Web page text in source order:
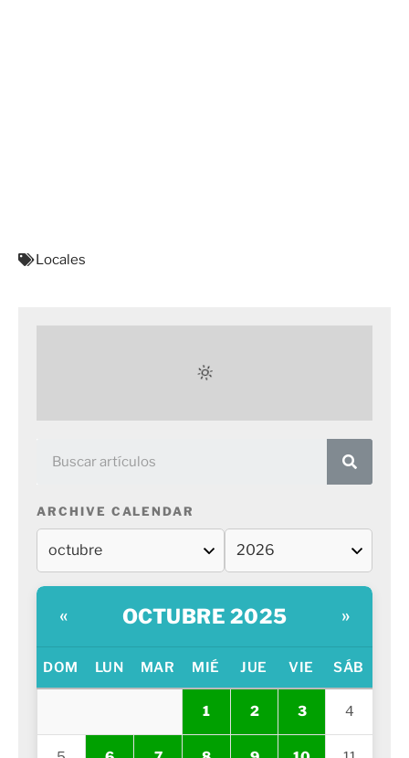
Locales
ARCHIVE CALENDAR
« OCTUBRE 2025 »
DOM LUN MAR MIÉ JUE VIE SÁB
1 2 3 4